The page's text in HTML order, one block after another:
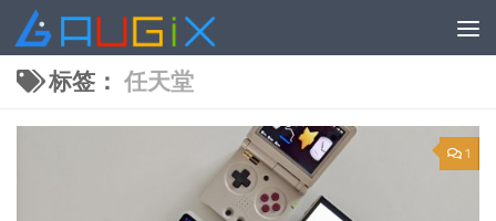
跳至内容
标签： 任天堂
1